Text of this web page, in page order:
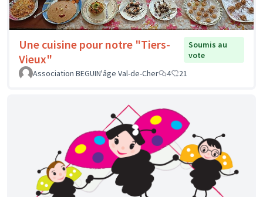
Une cuisine pour notre "Tiers-
Vieux"
Soumis au
vote
Association BEGUIN'âge Val-de-Cher
4 21